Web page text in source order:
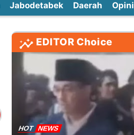
Jabodetabek Daerah Opini
EDITOR Choice
HOT NEWS